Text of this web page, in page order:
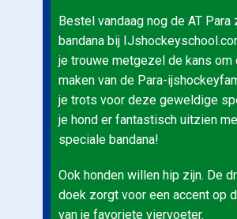
Bestel vandaag nog de AT Para
bandana bij
je trouwe metgezel de kans om
maken van de Para-
je trots voor deze geweldige
je hond er fantastisch uitzien
speciale bandana!
Ook honden willen hip zijn. De
doek zorgt voor een accent op
van je favoriete viervoeter.